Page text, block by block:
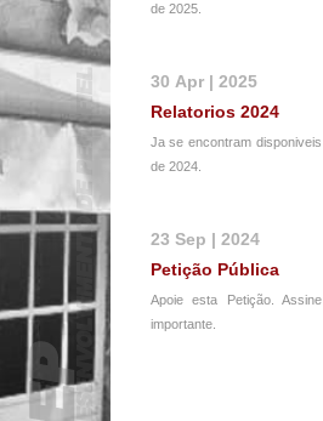
de 2025.
30 Apr | 2025
Relatorios 2024
Ja se encontram
de 2024.
23 Sep | 2024
Petição Pública
Apoie esta Petição.
importante.